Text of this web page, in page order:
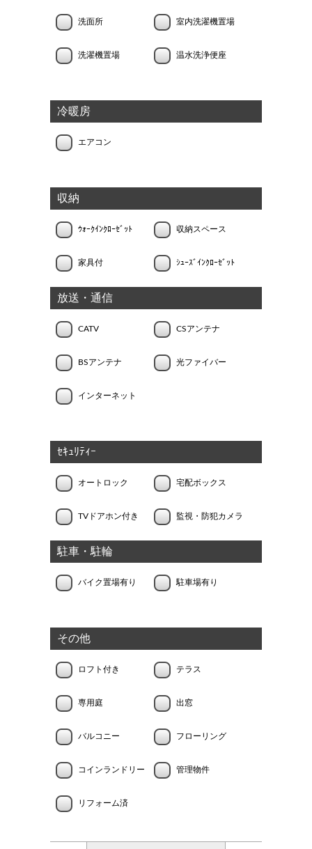
洗面所 室内洗濯機置場
洗濯機置場 温水洗浄便座
冷暖房
エアコン
収納
ｳｫｰｸｲﾝｸﾛｰｾﾞｯﾄ 収納スペース
家具付 ｼｭｰｽﾞｲﾝｸﾛｰｾﾞｯﾄ
放送・通信
CATV CSアンテナ
BSアンテナ 光ファイバー
インターネット
ｾｷｭﾘﾃｨｰ
オートロック 宅配ボックス
TVドアホン付き 監視・防犯カメラ
駐車・駐輪
バイク置場有り 駐車場有り
その他
ロフト付き テラス
専用庭 出窓
バルコニー フローリング
コインランドリー 管理物件
リフォーム済